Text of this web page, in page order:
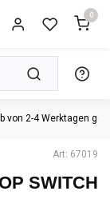
0
von 2-4 Werktagen
Art: 67019
SWITCH